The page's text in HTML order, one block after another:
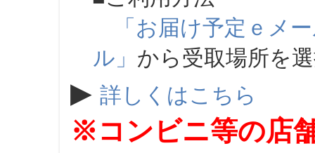
「お届け予定ｅメ
ル」 から受取場所を
▶ 詳しくはこちら
※コンビニ等の店